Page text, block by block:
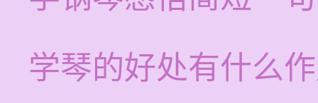
学琴的好处有什么